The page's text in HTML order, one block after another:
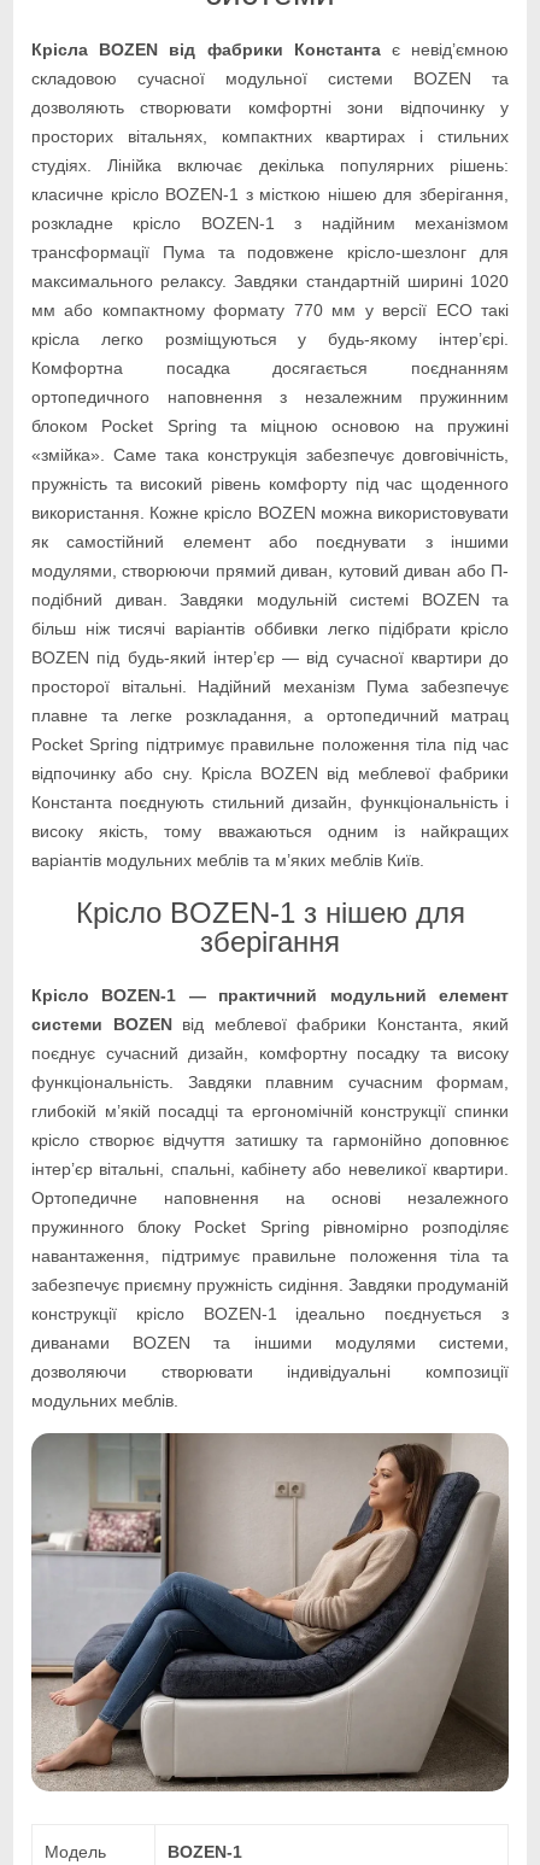
Крісла BOZEN від фабрики Константає невід’ємною
складовою сучасної модульної системи BOZEN та
дозволяють створювати комфортні зони відпочинку у
просторих вітальнях, компактних квартирах і стильних
студіях. Лінійка включає декілька популярних рішень:
класичне крісло BOZEN-1 з місткою нішею для зберігання,
розкладне крісло BOZEN-1 з надійним механізмом
трансформації Пума та подовжене крісло-шезлонг для
максимального релаксу. Завдяки стандартній ширині 1020
мм або компактному формату 770 мм у версії ECO такі
крісла легко розміщуються у будь-якому інтер’єрі.
Комфортна посадка досягається поєднанням
ортопедичного наповнення з незалежним пружинним
блоком Pocket Spring та міцною основою на пружині
«змійка». Саме така конструкція забезпечує довговічність,
пружність та високий рівень комфорту під час щоденного
використання. Кожне крісло BOZEN можна використовувати
як самостійний елемент або поєднувати з іншими
модулями, створюючи прямий диван, кутовий диван або П-
подібний диван. Завдяки модульній системі BOZEN та
більш ніж тисячі варіантів оббивки легко підібрати крісло
BOZEN під будь-який інтер’єр — від сучасної квартири до
просторої вітальні. Надійний механізм Пума забезпечує
плавне та легке розкладання, а ортопедичний матрац
Pocket Spring підтримує правильне положення тіла під час
відпочинку або сну. Крісла BOZEN від меблевої фабрики
Константа поєднують стильний дизайн, функціональність і
високу якість, тому вважаються одним із найкращих
варіантів модульних меблів та м’яких меблів Київ.
Крісло BOZEN-1 з нішею для
зберігання
Крісло BOZEN-1 — практичний модульний елемент
системи BOZENвід меблевої фабрики Константа, який
поєднує сучасний дизайн, комфортну посадку та високу
функціональність. Завдяки плавним сучасним формам,
глибокій м’якій посадці та ергономічній конструкції спинки
крісло створює відчуття затишку та гармонійно доповнює
інтер’єр вітальні, спальні, кабінету або невеликої квартири.
Ортопедичне наповнення на основі незалежного
пружинного блоку Pocket Spring рівномірно розподіляє
навантаження, підтримує правильне положення тіла та
забезпечує приємну пружність сидіння. Завдяки продуманій
конструкції крісло BOZEN-1 ідеально поєднується з
диванами BOZEN та іншими модулями системи,
дозволяючи створювати індивідуальні композиції
модульних меблів.
Модель BOZEN-1